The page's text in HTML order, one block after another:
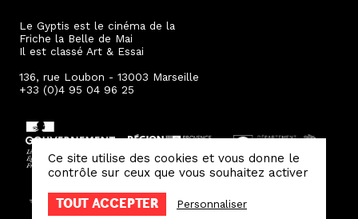
Le Gyptis est le cinéma de la
Friche la Belle de Mai
Il est classé Art & Essai
136, rue Loubon - 13003 Marseille
+33 (0)4 95 04 96 25
Ce site utilise des cookies et vous donne le
contrôle sur ceux que vous souhaitez activer
TOUT ACCEPTER Personnaliser